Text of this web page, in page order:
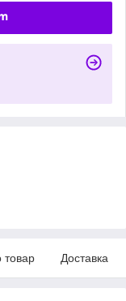
товар Доставка